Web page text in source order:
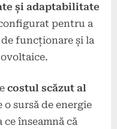
și adaptabilitate
pentru a
funcționare și la
costul scăzut al
o sursă de energie
înseamnă că